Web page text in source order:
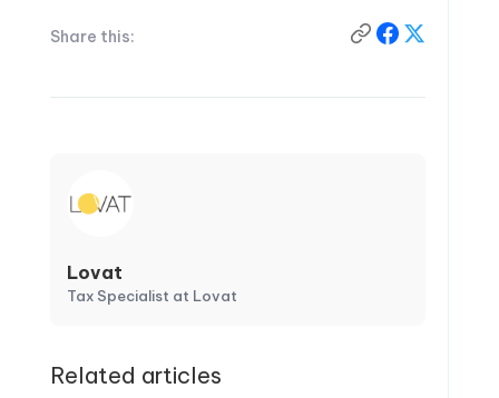
Share this:
Lovat
Tax Specialist at Lovat
Related articles